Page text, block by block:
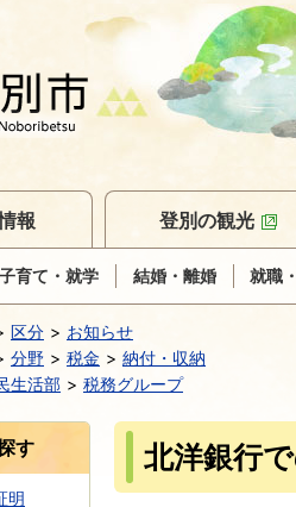
報
子育て・就学 結婚・離婚 就職
登別の観光
区分
お知らせ
分野 税金
納付・収納
生活部 税務グループ
北洋銀行
す
明